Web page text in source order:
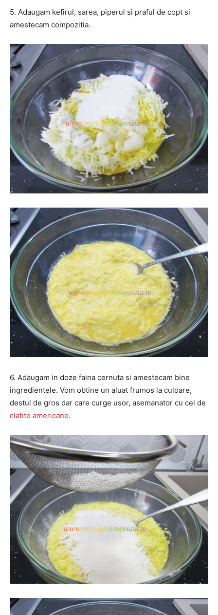
5. Adaugam kefirul, sarea, piperul si praful de copt si
amestecam compozitia.
6. Adaugam in doze faina cernuta si amestecam bine
ingredientele. Vom obtine un aluat frumos la culoare,
destul de gros dar care curge usor, asemanator cu cel de
clatite americane.